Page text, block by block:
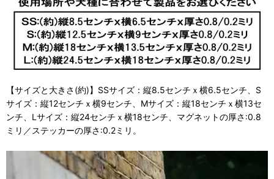
【サイズと大きさ(約)】SSサイズ：縦8.5センチｘ横6.5センチ、S
サイズ：縦12センチｘ横9センチ、Mサイズ：縦18センチｘ横13セ
ンチ、Lサイズ：縦24センチｘ横18センチ、マグネットの厚さ:0.8
ミリ／ステッカーの厚さ:0.2ミリ。